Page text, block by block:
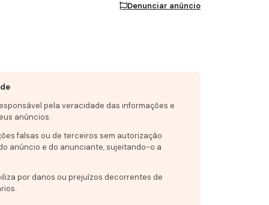
Denunciar anúncio
pela veracidade das informações e
anúncios.
falsas ou de terceiros sem autorização
anúncio e do anunciante, sujeitando-o a
por danos ou prejuízos decorrentes de